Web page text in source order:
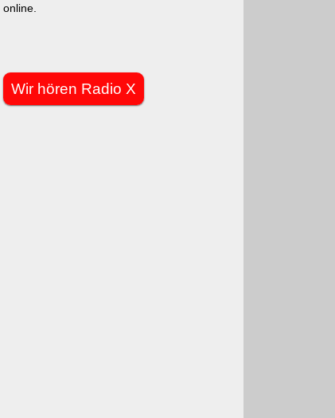
online.
Wir hören Radio X